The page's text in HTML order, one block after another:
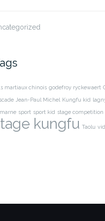
martiaux chinois godefroy ryckewaert
Jean-Paul Michel Kungfu kid
sport sport kid stage competition
kungfu Taolu